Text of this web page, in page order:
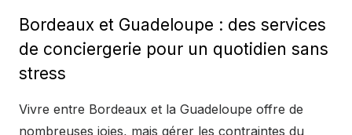
Bordeaux et Guadeloupe : des services
de conciergerie pour un quotidien sans
stress
Vivre entre Bordeaux et la Guadeloupe offre de
nombreuses joies, mais gérer les contraintes du